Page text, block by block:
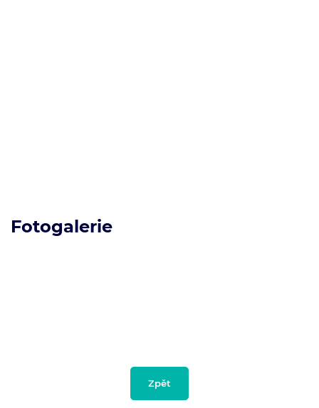
Fotogalerie
Zpět